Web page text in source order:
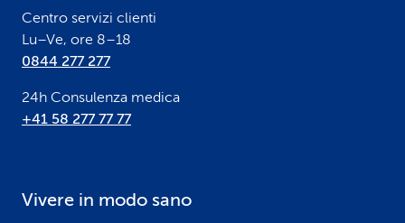
Centro servizi clienti
Lu–Ve, ore 8–18
0844 277 277
24h Consulenza medica
+41 58 277 77 77
Vivere in modo sano